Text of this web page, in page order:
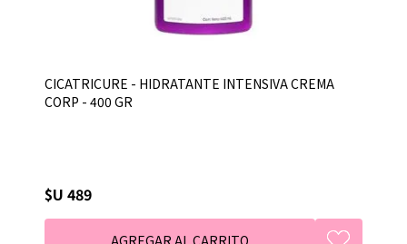
CICATRICURE - HIDRATANTE INTENSIVA CREMA
CORP - 400 GR
$U 489